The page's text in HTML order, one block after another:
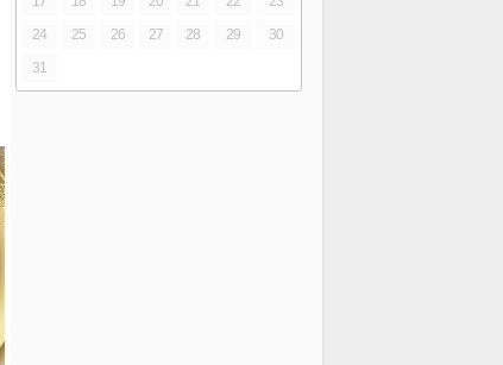
24
25 26 27 28 29
30
31